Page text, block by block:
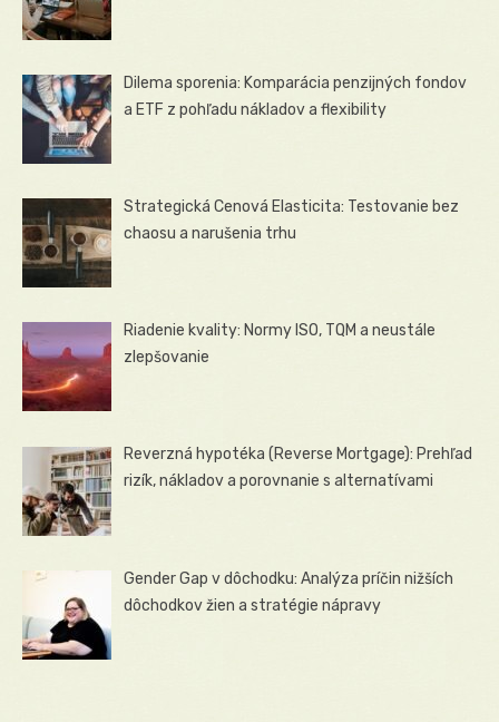
Dilema sporenia: Komparácia penzijných fondov
a ETF z pohľadu nákladov a flexibility
Strategická Cenová Elasticita: Testovanie bez
chaosu a narušenia trhu
Riadenie kvality: Normy ISO, TQM a neustále
zlepšovanie
Reverzná hypotéka (Reverse Mortgage): Prehľad
rizík, nákladov a porovnanie s alternatívami
Gender Gap v dôchodku: Analýza príčin nižších
dôchodkov žien a stratégie nápravy